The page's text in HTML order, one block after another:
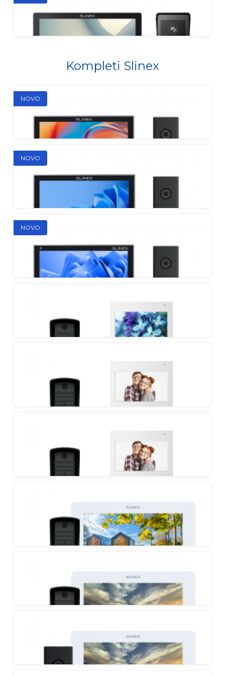
Shan (S)
Višestanska IP vanjska stanica
Slinex Glow
Digitalni 2-žični video portafon komplet
Kompleti Slinex
NOVO
Osnovni komplet za potpunu kontrolu sigurnosti
NOVO
Full HD komplet videoportafona s modernim
vanjskim panelom otpornim na vandalizam
NOVO
Full HD komplet s aplikacijom Slinex Smart Call i
robustnim vanjskim panelom
Funkcionalni set videoportafona
i anti-vandal vanjskim panelom
vanjskim panelom
Set sa 7-inčnim ultra-tankim videoportafonom i
izdržljivim anti-vandal vanjskim panelom